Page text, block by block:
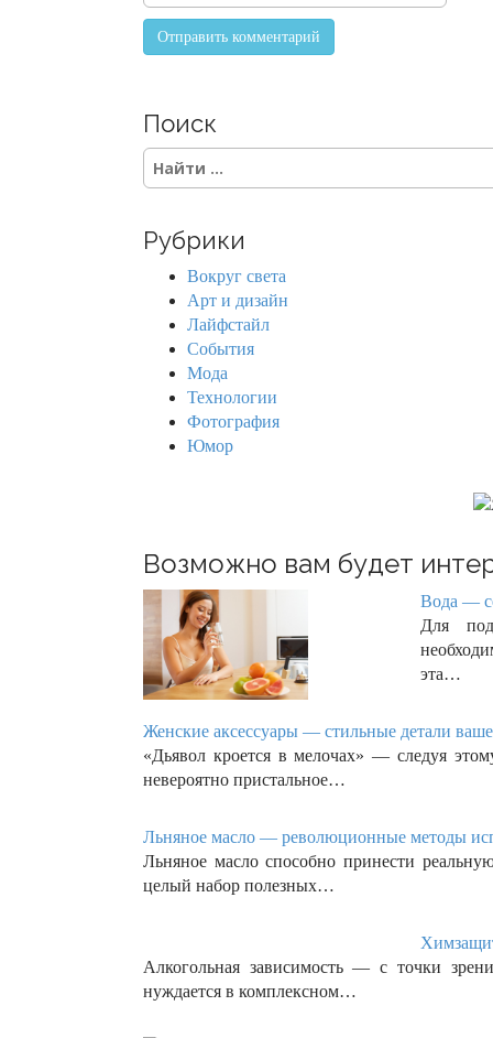
Поиск
S
e
c
Рубрики
Вокруг света
Арт и дизайн
Лайфстайл
События
Мода
Технологии
Фотография
Юмор
Возможно вам будет
Вода —
Для
эта…
Женские аксессуары — стильные детали
«Дьявол кроется в мелочах» — следуя
невероятно пристальное…
Льняное масло — революционные методы
Льняное масло способно принести
целый набор полезных…
Алкогольная зависимость — с точки
нуждается в комплексном…